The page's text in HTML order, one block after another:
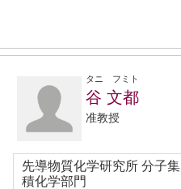
タニ フミト
谷 文都
准教授
先導物質化学研究所 分子集
積化学部門